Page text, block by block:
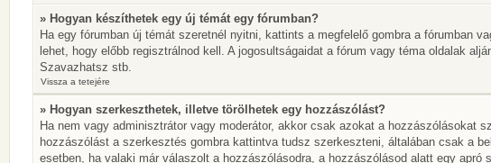
» Hogyan készíthetek egy új témát egy fórumban?
Ha egy fórumban új témát szeretnél nyitni, kattints a megfelelő gombra a fórumban
lehet, hogy előbb regisztrálnod kell. A jogosultságaidat a fórum vagy téma oldalak
Szavazhatsz stb.
Vissza a tetejére
» Hogyan szerkeszthetek, illetve törölhetek egy hozzászólást?
Ha nem vagy adminisztrátor vagy moderátor, akkor csak azokat a hozzászólásokat
hozzászólást a szerkesztés gombra kattintva tudsz szerkeszteni, általában csak a
esetben, ha valaki már válaszolt a hozzászólásodra, a hozzászólásod alatt egy apró